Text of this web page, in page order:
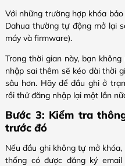
Với những trường hợp khóa
Dahua thường tự động mở lại
máy và firmware).
Trong thời gian này, bạn
nhập sai thêm sẽ kéo dài thời
sâu hơn. Hãy để đầu ghi ở
rồi thử đăng nhập lại một lần
Bước 3: Kiểm tra
trước đó
Nếu đầu ghi không tự mở
thống có được đăng ký